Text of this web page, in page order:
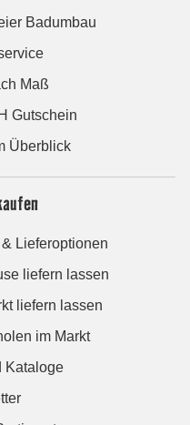
Badumbau
Maß
Gutschein
Überblick
Lieferoptionen
liefern lassen
liefern lassen
im Markt
Kataloge